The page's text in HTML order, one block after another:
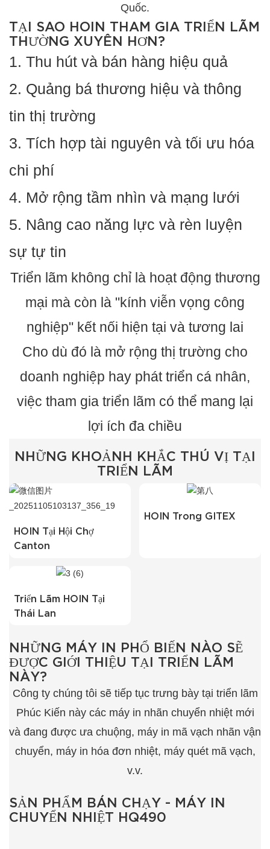
Quốc.
TẠI SAO HOIN THAM GIA TRIỂN LÃM
THƯỜNG XUYÊN HƠN?
1. Thu hút và bán hàng hiệu quả
2. Quảng bá thương hiệu và thông
tin thị trường
3. Tích hợp tài nguyên và tối ưu hóa
chi phí
4. Mở rộng tầm nhìn và mạng lưới
5. Nâng cao năng lực và rèn luyện
sự tự tin
Triển lãm không chỉ là hoạt động thương
mại mà còn là "kính viễn vọng công
nghiệp" kết nối hiện tại và tương lai
Cho dù đó là mở rộng thị trường cho
doanh nghiệp hay phát triển cá nhân,
việc tham gia triển lãm có thể mang lại
lợi ích đa chiều
NHỮNG KHOẢNH KHẮC THÚ VỊ TẠI
TRIỂN LÃM
HOIN Tại Hội Chợ
Canton
HOIN Trong GITEX
Triển Lãm HOIN Tại
Thái Lan
NHỮNG MÁY IN PHỔ BIẾN NÀO SẼ
ĐƯỢC GIỚI THIỆU TẠI TRIỂN LÃM
NÀY?
Công ty chúng tôi sẽ tiếp tục trưng bày tại triển lãm
Phúc Kiến này các máy in nhãn chuyển nhiệt mới
và đang được ưa chuộng, máy in mã vạch nhãn vận
chuyển, máy in hóa đơn nhiệt, máy quét mã vạch,
v.v.
SẢN PHẨM BÁN CHẠY - MÁY IN
CHUYỂN NHIỆT HQ490